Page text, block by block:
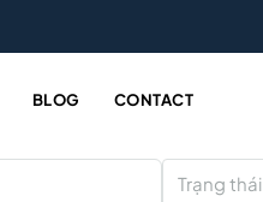
BLOG CONTACT
Trạng thái